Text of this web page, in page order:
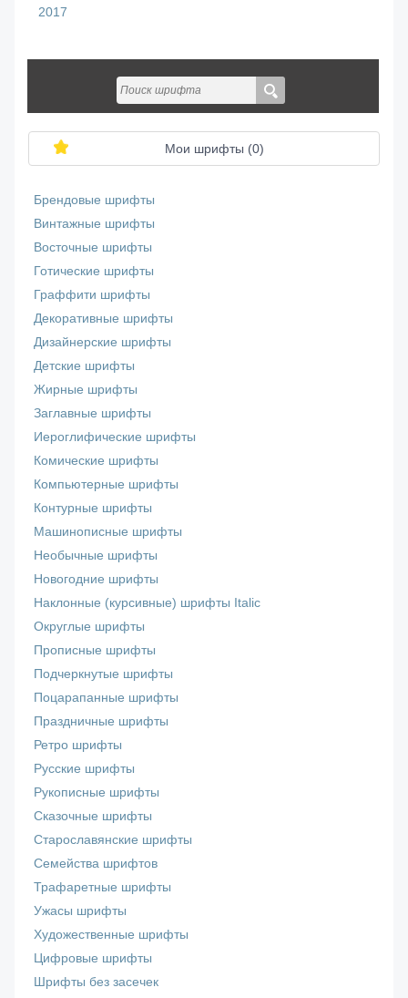
2017
Мои шрифты (0)
Брендовые шрифты
Винтажные шрифты
Восточные шрифты
Готические шрифты
Граффити шрифты
Декоративные шрифты
Дизайнерские шрифты
Детские шрифты
Жирные шрифты
Заглавные шрифты
Иероглифические шрифты
Комические шрифты
Компьютерные шрифты
Контурные шрифты
Машинописные шрифты
Необычные шрифты
Новогодние шрифты
Наклонные (курсивные) шрифты Italic
Округлые шрифты
Прописные шрифты
Подчеркнутые шрифты
Поцарапанные шрифты
Праздничные шрифты
Ретро шрифты
Русские шрифты
Рукописные шрифты
Сказочные шрифты
Старославянские шрифты
Семейства шрифтов
Трафаретные шрифты
Ужасы шрифты
Художественные шрифты
Цифровые шрифты
Шрифты без засечек